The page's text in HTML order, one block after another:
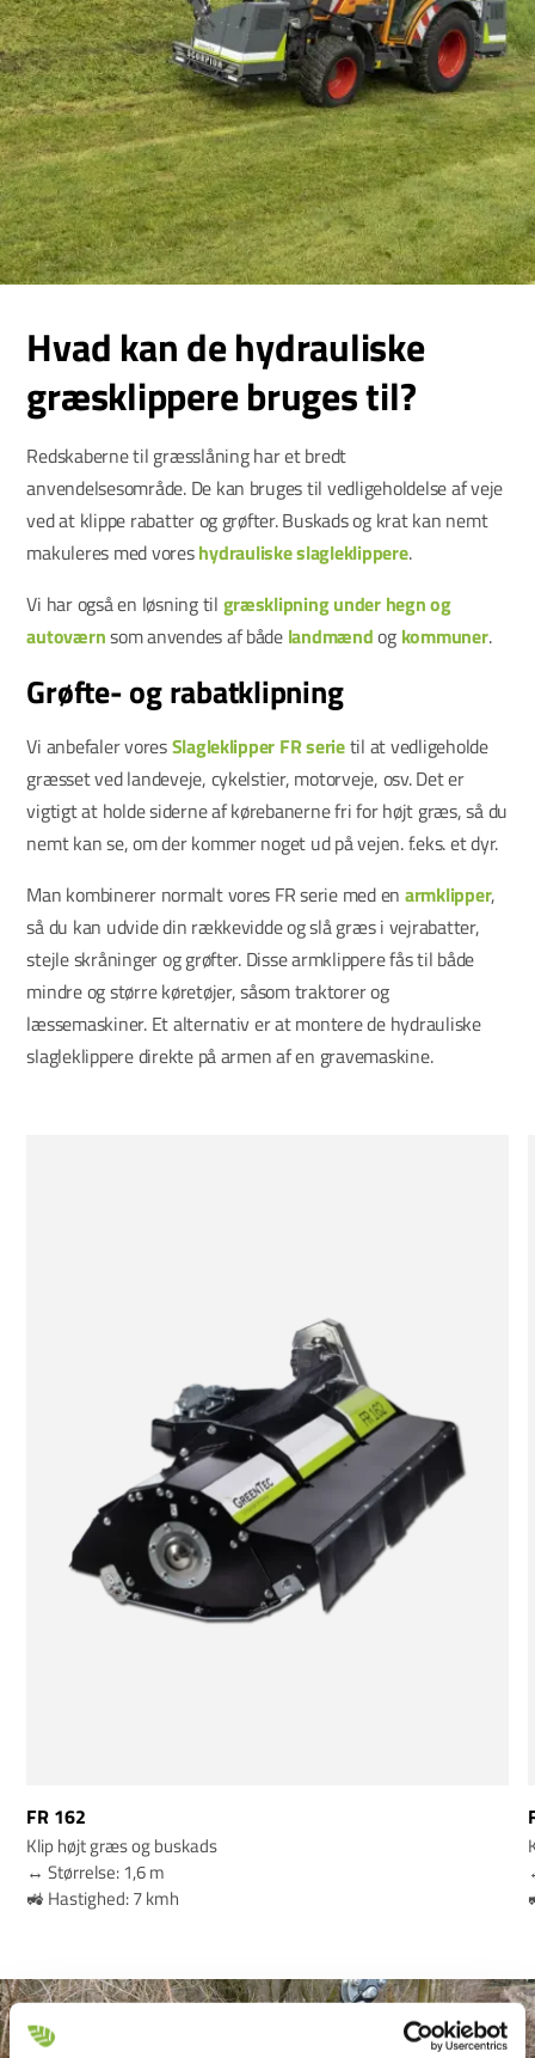
Hvad kan de hydrauliske
græsklippere bruges til?
Redskaberne til græsslåning har et bredt
anvendelsesområde. De kan bruges til vedligeholdelse af veje
ved at klippe rabatter og grøfter. Buskads og krat kan nemt
makuleres med voreshydrauliske slagleklippere.
Vi har også en løsning til græsklipning under hegn og
autoværnsom anvendes af både landmændog kommuner.
Grøfte- og rabatklipning
Vi anbefaler voresSlagleklipper FR serietil at vedligeholde
græsset ved landeveje, cykelstier, motorveje, osv. Det er
vigtigt at holde siderne af kørebanerne fri for højt græs, så du
nemt kan se, om der kommer noget ud på vejen. f.eks. et dyr.
Man kombinerer normalt vores FR serie med en armklipper,
så du kan udvide din rækkevidde og slå græs i vejrabatter,
stejle skråninger og grøfter. Disse armklippere fås til både
mindre og større køretøjer, såsom traktorer og
læssemaskiner. Et alternativ er at montere de hydrauliske
slagleklippere direkte på armen af en gravemaskine.
FR 162
Klip højt græs og buskads
↔️ Størrelse: 1,6 m
🚜 Hastighed: 7 kmh